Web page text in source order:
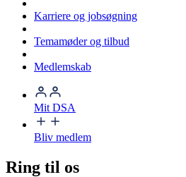
Karriere og jobsøgning
Temamøder og tilbud
Medlemskab
Mit DSA
Bliv medlem
Ring til os